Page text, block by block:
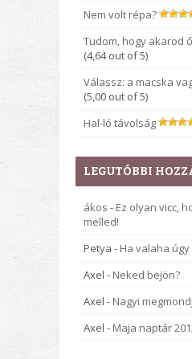
Nem volt répa?
Tudom, hogy akarod
(4,64 out of 5)
Válassz: a macska
(5,00 out of 5)
Hal-ló távolság
LEGUTÓBBI
ákos - Ez olyan vicc,
melled!
Petya - Ha valaha
Axel - Neked bejön?
Axel - Nagyi
Axel - Maja naptár